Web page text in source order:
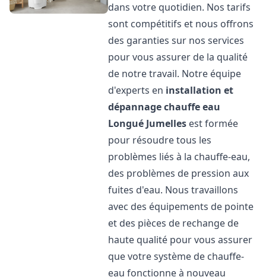
dans votre quotidien. Nos tarifs
sont compétitifs et nous offrons
des garanties sur nos services
pour vous assurer de la qualité
de notre travail. Notre équipe
d'experts en installation et
dépannage chauffe eau
Longué Jumelles est formée
pour résoudre tous les
problèmes liés à la chauffe-eau,
des problèmes de pression aux
fuites d'eau. Nous travaillons
avec des équipements de pointe
et des pièces de rechange de
haute qualité pour vous assurer
que votre système de chauffe-
eau fonctionne à nouveau